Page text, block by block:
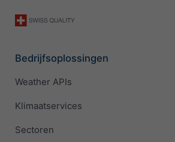
Bedrijfsoplossingen
Weather APIs
Klimaatservices
Sectoren